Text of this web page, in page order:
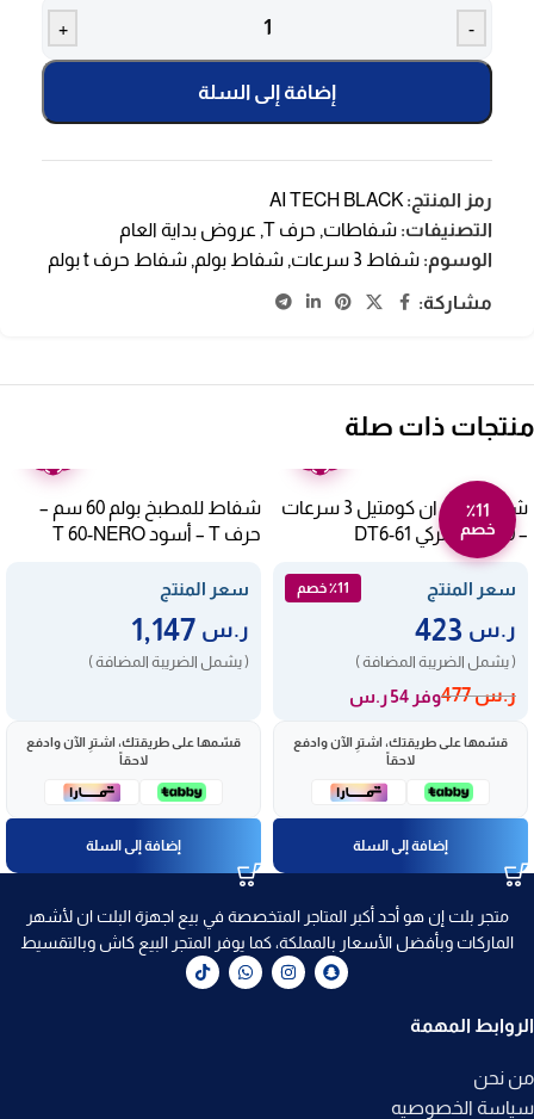
-
+
إضافة إلى السلة
رمز المنتج: AI TECH BLACK
التصنيفات: شفاطات, حرف T , عروض بداية العام
الوسوم: شفاط 3 سرعات , شفاط بولم, شفاط حرف t بولم
مشاركة:
منتجات ذات صلة
٪11
خصم
شفاط بلت ان كومتيل 3 سرعات
– 60 سم – تركي DT6-61
سعر المنتج ٪11 خصم
ر.س
( يشمل الضريبة المضافة )
ر.س477 وفر 54 ر.س
قسّمها على طريقتك، اشترِ الآن وادفع
لاحقاً
إضافة إلى السلة
شفاط للمطبخ بولم 60 سم –
حرف T – أسود T 60-NERO
سعر المنتج
ر.س
( يشمل الضريبة المضافة )
قسّمها على طريقتك، اشترِ الآن وادفع
لاحقاً
إضافة إلى السلة
متجر بلت إن هو أحد أكبر المتاجر المتخصصة في بيع اجهزة البلت ان لأشهر
الماركات وبأفضل الأسعار بالمملكة، كما يوفر المتجر البيع كاش وبالتقسيط
الروابط المهمة
من نحن
سياسة الخصوصيه